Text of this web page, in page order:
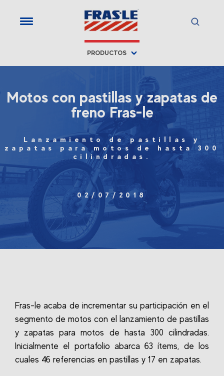
PRODUCTOS
Motos con pastillas y zapatas de
freno Fras-le
Lanzamiento de pastillas y
zapatas para motos de hasta 300
cilindradas.
02/07/2018
Fras-le acaba de incrementar su participación en el
segmento de motos con el lanzamiento de pastillas
y zapatas para motos de hasta 300 cilindradas.
Inicialmente el portafolio abarca 63 ítems, de los
cuales 46 referencias en pastillas y 17 en zapatas.